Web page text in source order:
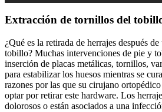
Extracción de tornillos del
¿Qué es la retirada de herrajes después
tobillo? Muchas intervenciones de pie y
inserción de placas metálicas, tornillos,
para estabilizar los huesos mientras se
razones por las que su cirujano
optar por retirar este hardware. Los
dolorosos o están asociados a una